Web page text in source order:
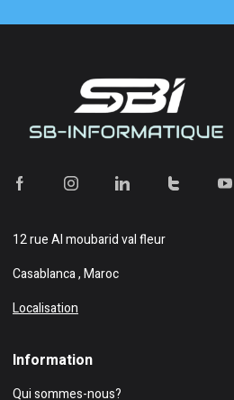
12 rue Al moubarid val fleur
Casablanca , Maroc
Localisation
Information
Qui sommes-nous?